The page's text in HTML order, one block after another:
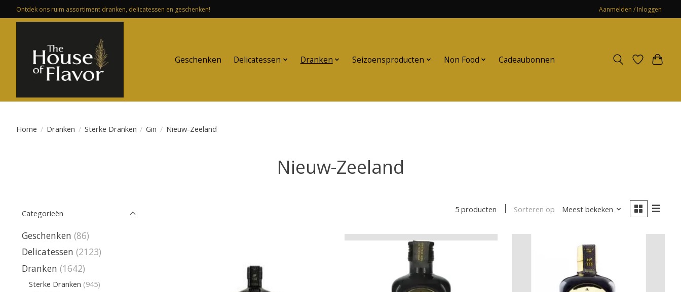
Ontdek ons ruim assortiment dranken, delicatessen en geschenken! Aanmelden / Inloggen
Geschenken Delicatessen Dranken Seizoensproducten Non Food Cadeaubonnen
Home / Dranken / Sterke Dranken / Gin / Nieuw-Zeeland
Nieuw-Zeeland
Categorieën
Geschenken (86)
Delicatessen (2123)
Dranken (1642)
Sterke Dranken (945)
5 producten Sorteren op Meest bekeken